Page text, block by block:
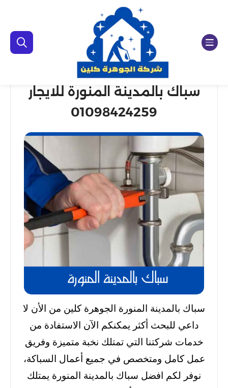
سباك بالمدينة المنورة للايجار
01098424259
سباك بالمدينة المنورة الجوهرة كلين من الأن لا
داعي للبحث أكثر يمكنكم الآن الاستفادة من
خدمات شركتنا التي تمتلك نخبة متميزة وفريق
عمل كامل ومتخصص في جميع أعمال السباكة،
نوفر لكم افضل سباك بالمدينة المنورة يمتلك